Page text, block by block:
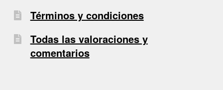
Términos y condiciones
Todas las valoraciones y
comentarios